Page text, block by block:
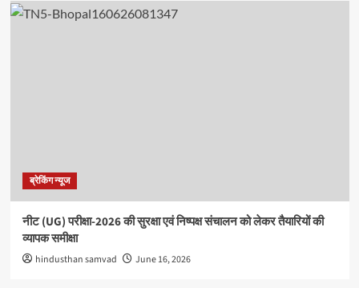
ब्रेकिंग न्यूज
नीट (UG) परीक्षा-2026 की सुरक्षा एवं निष्पक्ष संचालन को लेकर तैयारियों की
व्यापक समीक्षा
hindusthan samvad June 16, 2026